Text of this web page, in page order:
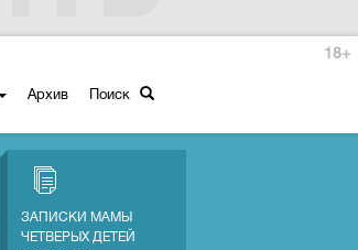
Архив Поиск
18+
ЗАПИСКИ МАМЫ
ЧЕТВЕРЫХ ДЕТЕЙ